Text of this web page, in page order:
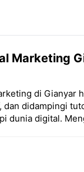
Marketing
di
dan didampingi
dunia digital.